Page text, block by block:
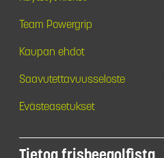
Team Powergrip
Kaupan ehdot
Saavutettavuusseloste
Evästeasetukset